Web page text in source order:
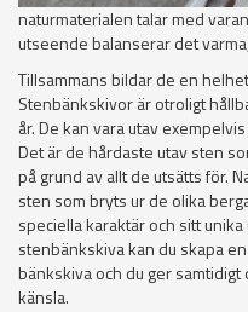
naturmaterialen talar med
utseende balanserar det
Tillsammans bildar de en
Stenbänkskivor är otroligt
år. De kan vara utav
Det är de hårdaste utav sten
på grund av allt de utsätts för.
sten som bryts ur de olika
speciella karaktär och sitt
stenbänkskiva kan du skapa
bänkskiva och du ger
känsla.